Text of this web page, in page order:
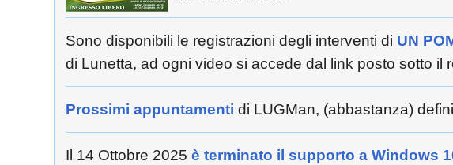
Sono disponibili le registrazioni degli interventi di UN
di Lunetta, ad ogni video si accede dal link posto sotto il
Prossimi appuntamenti di LUGMan, (abbastanza)
Il 14 Ottobre 2025 è terminato il supporto a Windows